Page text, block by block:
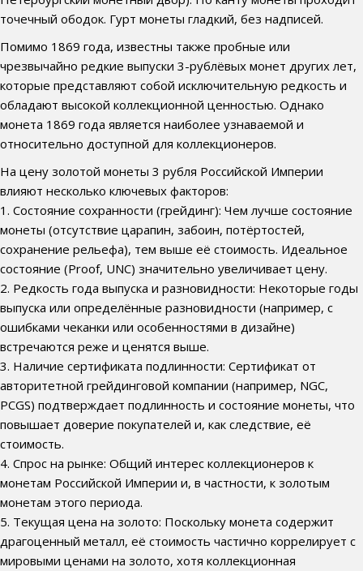
точечный ободок. Гурт монеты гладкий, без надписей.
Помимо 1869 года, известны также пробные или
чрезвычайно редкие выпуски 3-рублёвых монет других лет,
которые представляют собой исключительную редкость и
обладают высокой коллекционной ценностью. Однако
монета 1869 года является наиболее узнаваемой и
относительно доступной для коллекционеров.
На цену золотой монеты 3 рубля Российской Империи
влияют несколько ключевых факторов:
1. Состояние сохранности (грейдинг): Чем лучше состояние
монеты (отсутствие царапин, забоин, потёртостей,
сохранение рельефа), тем выше её стоимость. Идеальное
состояние (Proof, UNC) значительно увеличивает цену.
2. Редкость года выпуска и разновидности: Некоторые годы
выпуска или определённые разновидности (например, с
ошибками чеканки или особенностями в дизайне)
встречаются реже и ценятся выше.
3. Наличие сертификата подлинности: Сертификат от
авторитетной грейдинговой компании (например, NGC,
PCGS) подтверждает подлинность и состояние монеты, что
повышает доверие покупателей и, как следствие, её
стоимость.
4. Спрос на рынке: Общий интерес коллекционеров к
монетам Российской Империи и, в частности, к золотым
монетам этого периода.
5. Текущая цена на золото: Поскольку монета содержит
драгоценный металл, её стоимость частично коррелирует с
мировыми ценами на золото, хотя коллекционная